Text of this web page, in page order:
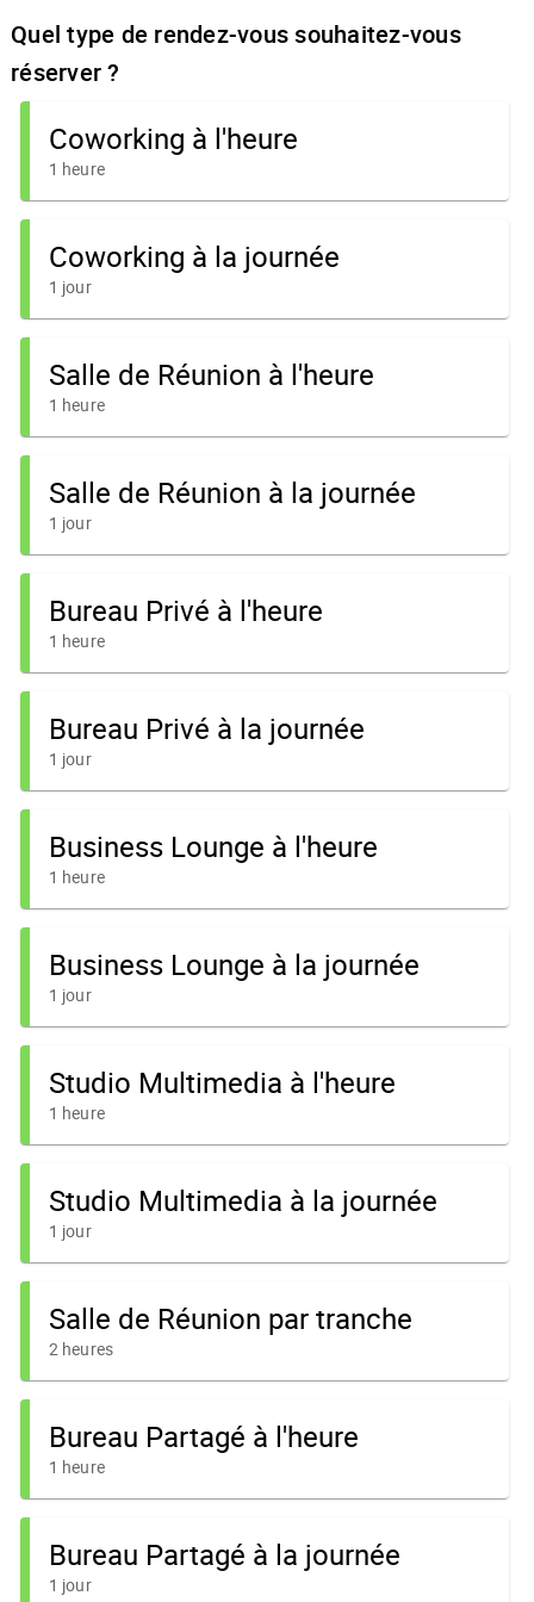
Quel type de rendez-vous souhaitez-vous
réserver ?
Coworking à l'heure
1 heure
Coworking à la journée
1 jour
Salle de Réunion à l'heure
1 heure
Salle de Réunion à la journée
1 jour
Bureau Privé à l'heure
1 heure
Bureau Privé à la journée
1 jour
Business Lounge à l'heure
1 heure
Business Lounge à la journée
1 jour
Studio Multimedia à l'heure
1 heure
Studio Multimedia à la journée
1 jour
Salle de Réunion par tranche
2 heures
Bureau Partagé à l'heure
1 heure
Bureau Partagé à la journée
1 jour